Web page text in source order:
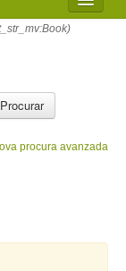
Procurar
procura avanzada